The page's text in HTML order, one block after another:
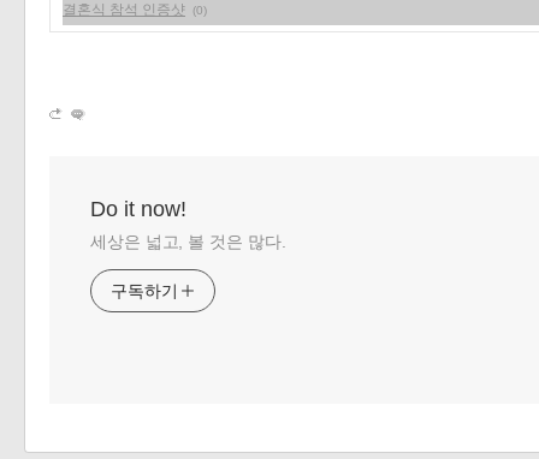
결혼식 참석 인증샷 (0)
Do it now!
세상은 넓고, 볼 것은 많다.
구독하기